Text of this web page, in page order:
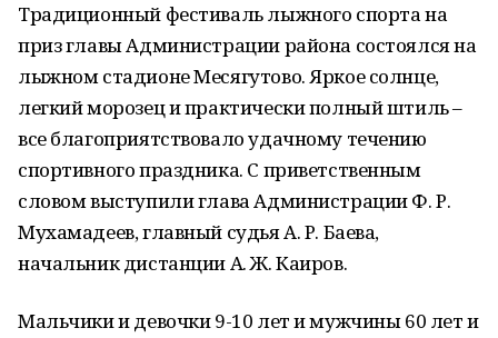
Традиционный фестиваль лыжного спорта на
приз главы Администрации района состоялся на
лыжном стадионе Месягутово. Яркое солнце,
легкий морозец и практически полный штиль –
все благоприятствовало удачному течению
спортивного праздника. С приветственным
словом выступили глава Администрации Ф. Р.
Мухамадеев, главный судья А. Р. Баева,
начальник дистанции А. Ж. Каиров.
Мальчики и девочки 9-10 лет и мужчины 60 лет и